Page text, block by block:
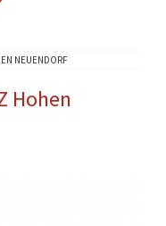
NEUENDORF
Hohen